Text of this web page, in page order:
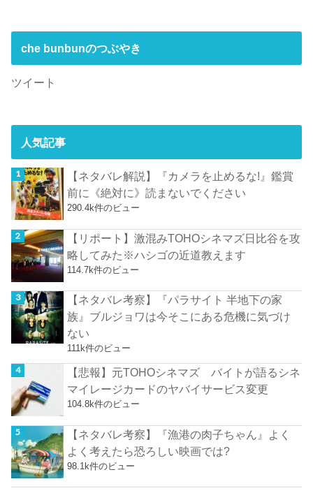
che bunbunのつぶやき
ツイート
人気記事
【ネタバレ解説】『カメラを止めるな!』鑑賞
前に《絶対に》読まないでください
290.4k件のビュー
【リポート】激混みTOHOシネマズ日比谷を攻
略してみた※ハシゴの近道教えます
114.7k件のビュー
【ネタバレ考察】『パラサイト 半地下の家
族』ブルジョワは今そこにある危機に気づけ
ない
111k件のビュー
【悲報】元TOHOシネマズ バイトが語るシネ
マイレージカードのヤバイサービス変更
104.8k件のビュー
【ネタバレ考察】『漁港の肉子ちゃん』よく
よく考えたら恐ろしい映画では?
98.1k件のビュー